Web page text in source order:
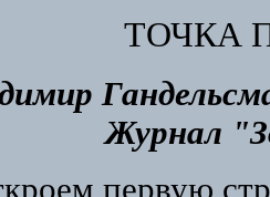
ТОЧКА
Журнал
первую